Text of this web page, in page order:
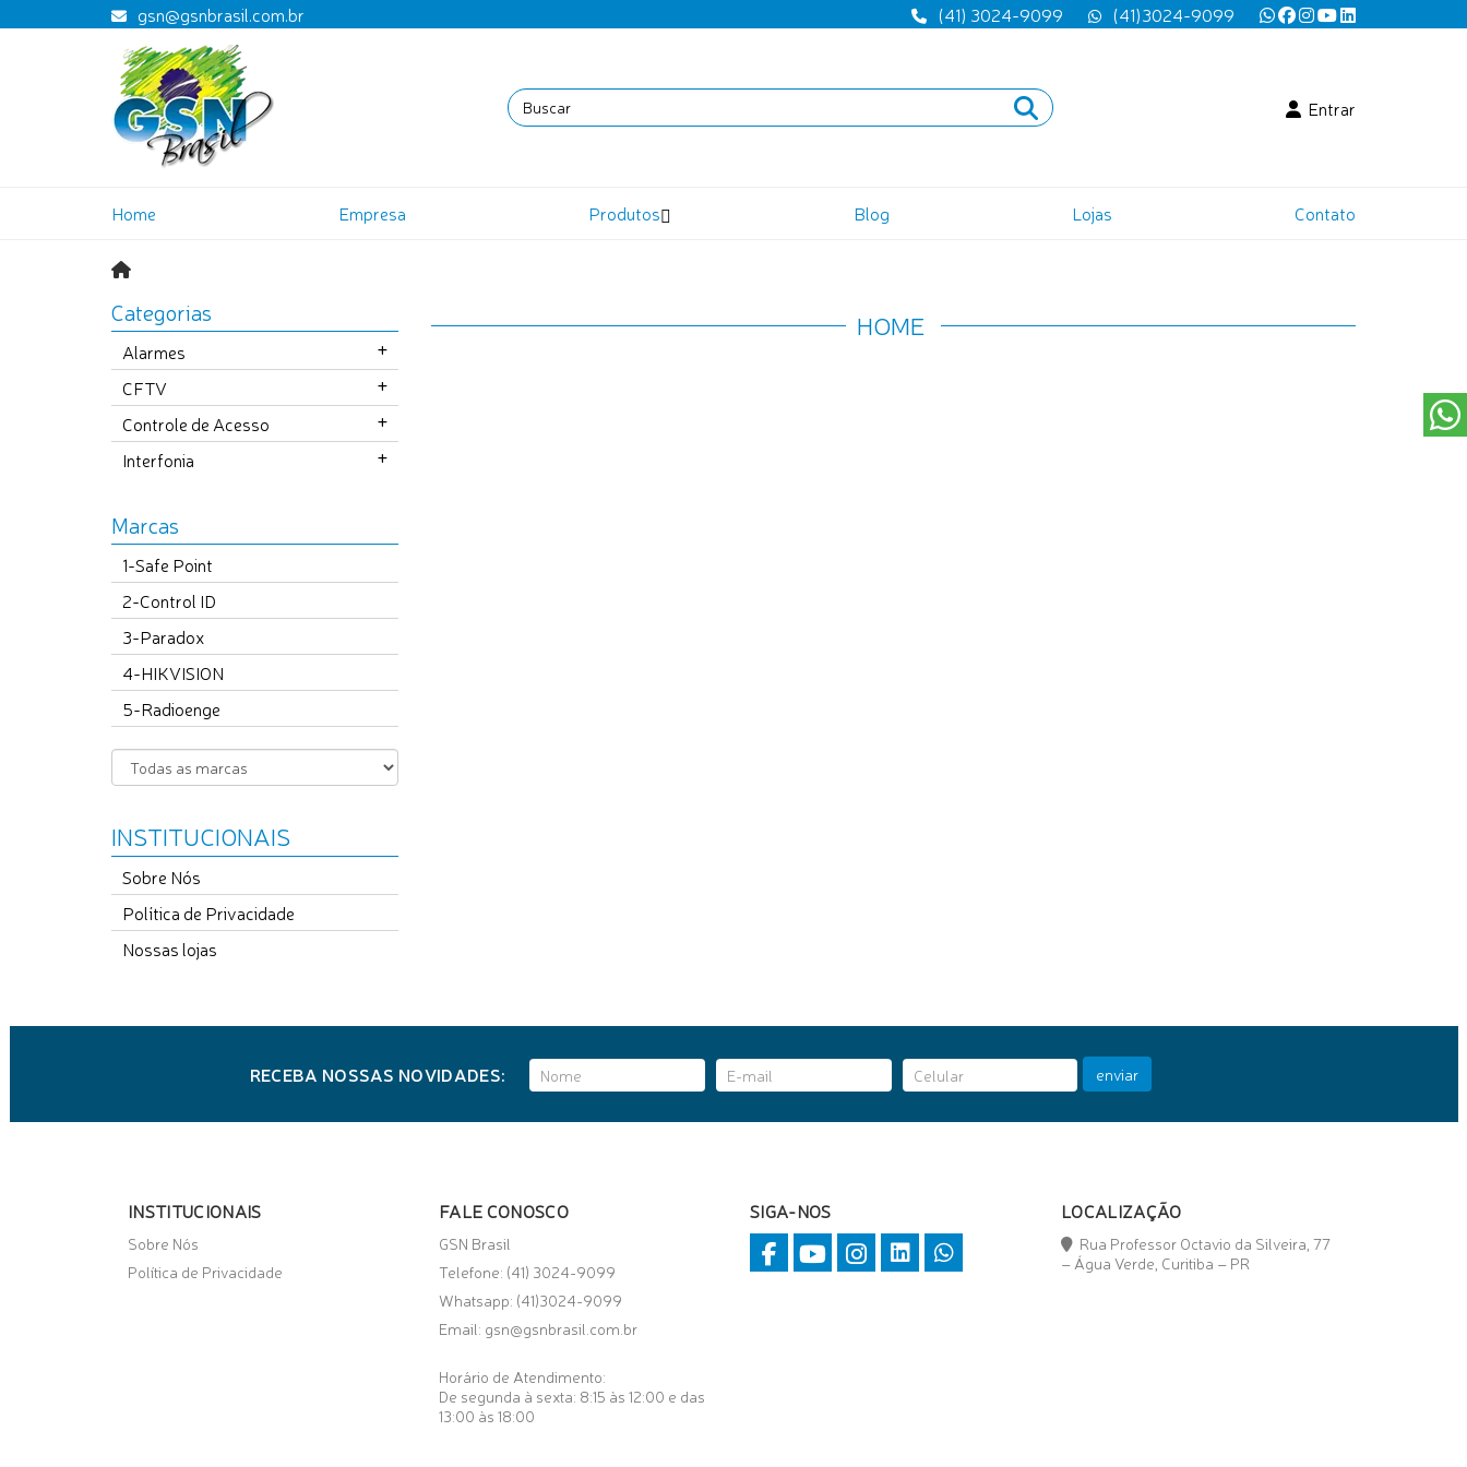
gsn@gsnbrasil.com.br (41) 3024-9099 (41)3024-9099
Entrar
Home Empresa Produtos Blog Lojas Contato
Categorias
Alarmes
CFTV
Controle de Acesso
Interfonia
Marcas
1-Safe Point
2-Control ID
3-Paradox
4-HIKVISION
5-Radioenge
INSTITUCIONAIS
Sobre Nós
Política de Privacidade
Nossas lojas
HOME
RECEBA NOSSAS NOVIDADES: enviar
INSTITUCIONAIS
Sobre Nós
Política de Privacidade
FALE CONOSCO
GSN Brasil
Telefone: (41) 3024-9099
Whatsapp: (41)3024-9099
Email: gsn@gsnbrasil.com.br
Horário de Atendimento:
De segunda à sexta: 8:15 às 12:00 e das
SIGA-NOS LOCALIZAÇÃO
Rua Professor Octavio da Silveira, 77
– Água Verde, Curitiba – PR